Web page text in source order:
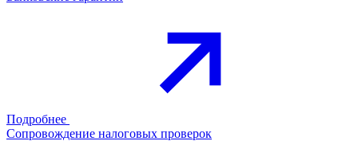
Подробнее
Сопровождение налоговых проверок